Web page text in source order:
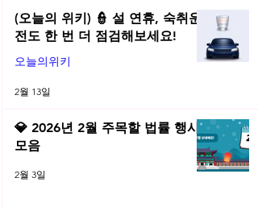
(오늘의 위키) 👮 설 연휴, 숙취운
전도 한 번 더 점검해보세요!
오늘의위키
2월 13일
💎 2026년 2월 주목할 법률 행사
모음
2월 3일